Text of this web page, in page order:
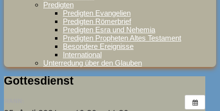
Predigten
Predigten Evangelien
Predigten Römerbrief
Predigten Esra und Nehemia
Predigten Propheten Altes Testament
Besondere Ereignisse
International
Unterredung über den Glauben
Gottesdienst